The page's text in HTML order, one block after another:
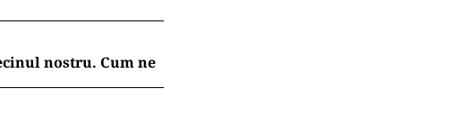
nostru. Cum ne